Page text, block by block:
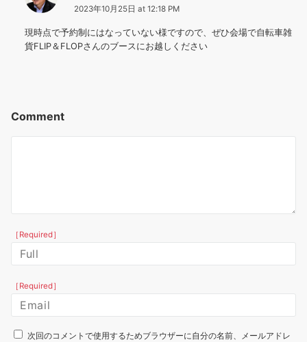
2023年10月25日 at 12:18 PM
現時点で予約制にはなっていない様ですので、ぜひ会場で自転車雑
貨FLIP＆FLOPさんのブースにお越しください
Comment
［Required］
［Required］
次回のコメントで使用するためブラウザーに自分の名前、メールアドレ